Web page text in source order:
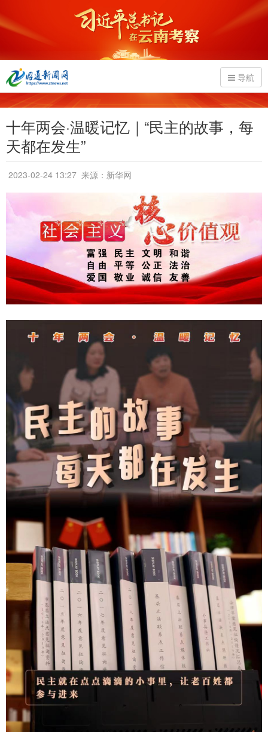
导航
十年两会·温暖记忆｜“民主的故事，每
天都在发生”
2023-02-24 13:27 来源：新华网